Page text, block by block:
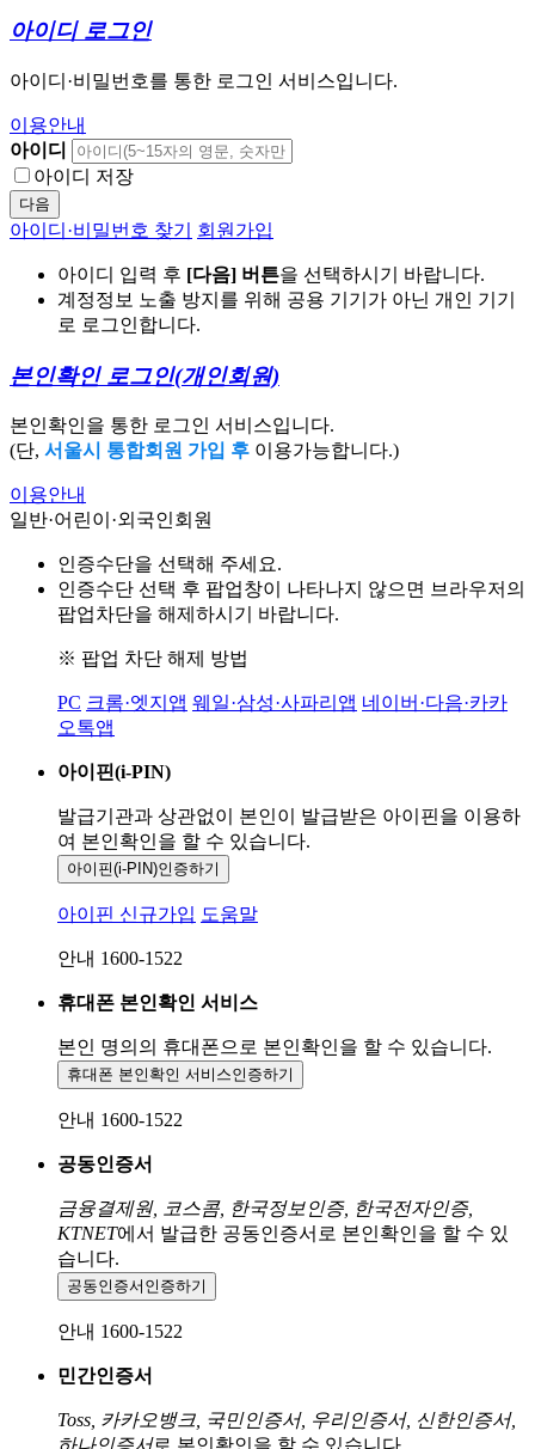
아이디 로그인
아이디·비밀번호를 통한 로그인 서비스입니다.
이용안내
아이디
아이디 저장
다음
아이디·비밀번호 찾기 회원가입
아이디 입력 후 [다음] 버튼을 선택하시기 바랍니다.
계정정보 노출 방지를 위해 공용 기기가 아닌 개인 기기
로 로그인합니다.
본인확인 로그인(개인회원)
본인확인을 통한 로그인 서비스입니다.
(단, 서울시 통합회원 가입 후 이용가능합니다.)
이용안내
일반·어린이·외국인회원
인증수단을 선택해 주세요.
인증수단 선택 후 팝업창이 나타나지 않으면 브라우저의
팝업차단을 해제하시기 바랍니다.
※ 팝업 차단 해제 방법
PC 크롬·엣지앱 웨일·삼성·사파리앱 네이버·다음·카카
오톡앱
아이핀(i-PIN)
발급기관과 상관없이 본인이 발급받은 아이핀을 이용하
여 본인확인을 할 수 있습니다.
아이핀(i-PIN)인증하기
아이핀 신규가입 도움말
안내 1600-1522
휴대폰 본인확인 서비스
본인 명의의 휴대폰으로 본인확인을 할 수 있습니다.
휴대폰 본인확인 서비스인증하기
안내 1600-1522
공동인증서
금융결제원, 코스콤, 한국정보인증, 한국전자인증,
KTNET에서 발급한 공동인증서로 본인확인을 할 수 있
습니다.
공동인증서 인증하기
안내 1600-1522
민간인증서
Toss, 카카오뱅크, 국민인증서, 우리인증서, 신한인증서,